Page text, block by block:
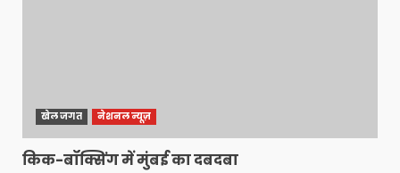
खेल जगत नेशनल न्यूज़
किक-बॉक्सिंग में मुंबई का दबदबा